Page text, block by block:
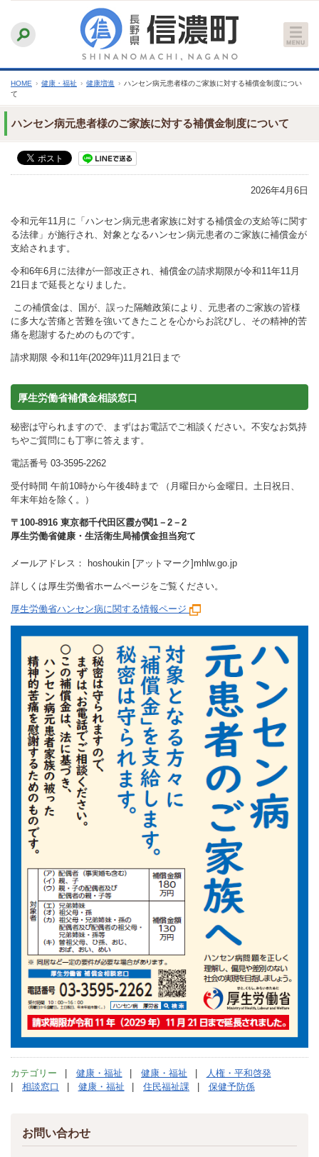
文
へ
ふりがなをつける
文字サイズ
縮小 標準 拡大
HOME › 健康・福祉 › 健康増進 › ハンセン病元患者様のご家族に対する補償金制度につい
て
ハンセン病元患者様のご家族に対する補償金制度について
2026年4月6日
令和元年11月に「ハンセン病元患者家族に対する補償金の支給等に関す
る法律」が施行され、対象となるハンセン病元患者のご家族に補償金が
支給されます。
令和6年6月に法律が一部改正され、補償金の請求期限が令和11年11月
21日まで延長となりました。
この補償金は、国が、誤った隔離政策により、元患者のご家族の皆様
に多大な苦痛と苦難を強いてきたことを心からお詫びし、その精神的苦
痛を慰謝するためのものです。
請求期限 令和11年(2029年)11月21日まで
厚生労働省補償金相談窓口
秘密は守られますので、まずはお電話でご相談ください。不安なお気持
ちやご質問にも丁寧に答えます。
電話番号 03-3595-2262
受付時間 午前10時から午後4時まで （月曜日から金曜日。土日祝日、
年末年始を除く。）
〒100-8916 東京都千代田区霞が関1－2－2
厚生労働省健康・生活衛生局補償金担当宛て
メールアドレス： hoshoukin [アットマーク]mhlw.go.jp
詳しくは厚生労働省ホームページをご覧ください。
厚生労働省ハンセン病に関する情報ページ
カテゴリー 健康・福祉 健康・福祉
人権・平和啓発
相談窓口
健康・福祉 住民福祉課 保健予防係
お問い合わせ